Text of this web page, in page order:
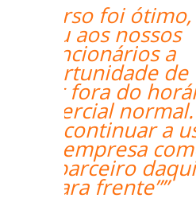
“”Lessons
great. Hugo
and
you guys
you
needs
the
Paul